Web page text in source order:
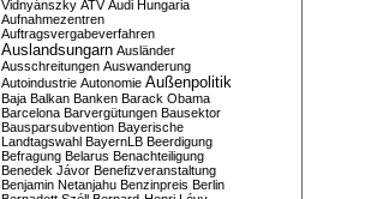
Vidnyánszky ATV Audi Hungaria
Aufnahmezentren
Auftragsvergabeverfahren
Auslandsungarn Ausländer
Ausschreitungen Auswanderung
Autoindustrie Autonomie Außenpolitik
Baja Balkan Banken Barack Obama
Barcelona Barvergütungen Bausektor
Bausparsubvention Bayerische
Landtagswahl BayernLB Beerdigung
Befragung Belarus Benachteiligung
Benedek Jávor Benefizveranstaltung
Benjamin Netanjahu Benzinpreis Berlin